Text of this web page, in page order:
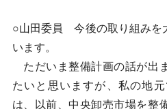
○山田委員 今後の取り組みを
います。
ただいま整備計画の話が出
たいと思いますが、私の地
は、以前、中央卸売市場を整